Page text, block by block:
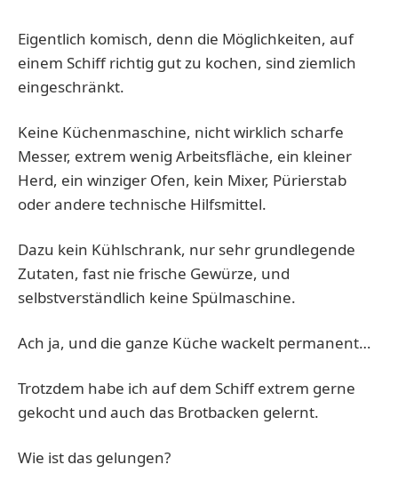
Eigentlich komisch, denn die Möglichkeiten, auf
einem Schiff richtig gut zu kochen, sind ziemlich
eingeschränkt.
Keine Küchenmaschine, nicht wirklich scharfe
Messer, extrem wenig Arbeitsfläche, ein kleiner
Herd, ein winziger Ofen, kein Mixer, Pürierstab
oder andere technische Hilfsmittel.
Dazu kein Kühlschrank, nur sehr grundlegende
Zutaten, fast nie frische Gewürze, und
selbstverständlich keine Spülmaschine.
Ach ja, und die ganze Küche wackelt permanent…
Trotzdem habe ich auf dem Schiff extrem gerne
gekocht und auch das Brotbacken gelernt.
Wie ist das gelungen?